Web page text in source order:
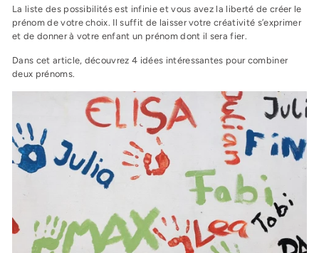
La liste des possibilités est infinie et vous avez la liberté de créer le
prénom de votre choix. Il suffit de laisser votre créativité s’exprimer
et de donner à votre enfant un prénom dont il sera fier.
Dans cet article, découvrez 4 idées intéressantes pour combiner
deux prénoms.